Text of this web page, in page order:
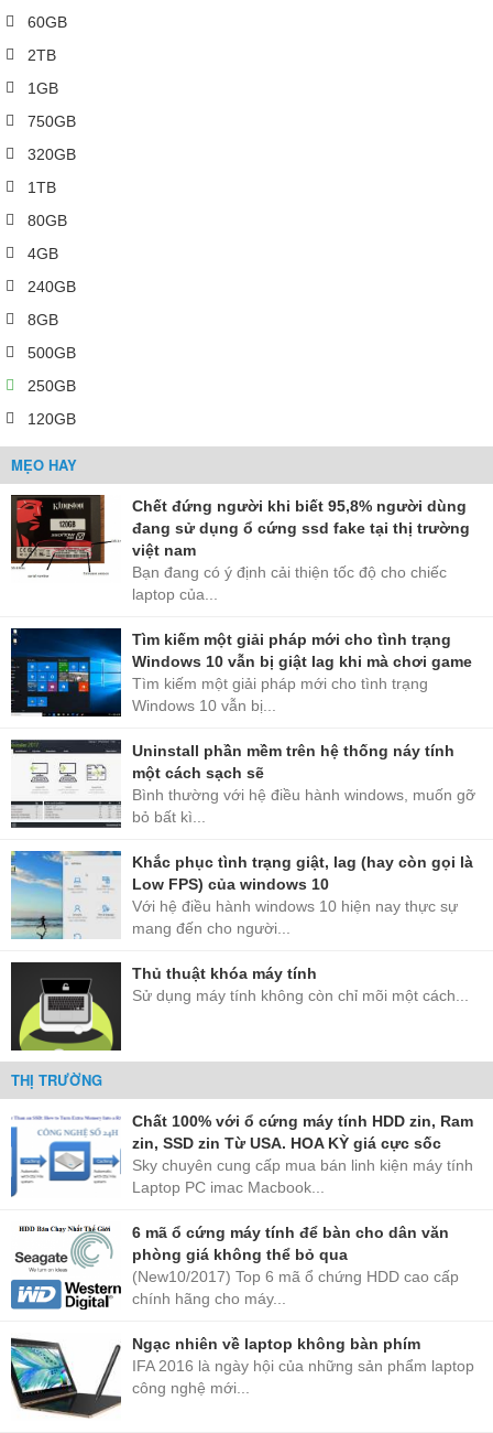
60GB
2TB
1GB
750GB
320GB
1TB
80GB
4GB
240GB
8GB
500GB
250GB
120GB
MẸO HAY
Chết đứng người khi biết 95,8% người dùng
đang sử dụng ổ cứng ssd fake tại thị trường
việt nam
Bạn đang có ý định cải thiện tốc độ cho chiếc
laptop của...
Tìm kiếm một giải pháp mới cho tình trạng
Windows 10 vẫn bị giật lag khi mà chơi game
Tìm kiếm một giải pháp mới cho tình trạng
Windows 10 vẫn bị...
Uninstall phần mềm trên hệ thống náy tính
một cách sạch sẽ
Bình thường với hệ điều hành windows, muốn gỡ
bỏ bất kì...
Khắc phục tình trạng giật, lag (hay còn gọi là
Low FPS) của windows 10
Với hệ điều hành windows 10 hiện nay thực sự
mang đến cho người...
Thủ thuật khóa máy tính
Sử dụng máy tính không còn chỉ mõi một cách...
THỊ TRƯỜNG
Chất 100% với ổ cứng máy tính HDD zin, Ram
zin, SSD zin Từ USA. HOA KỲ giá cực sốc
Sky chuyên cung cấp mua bán linh kiện máy tính
Laptop PC imac Macbook...
6 mã ổ cứng máy tính để bàn cho dân văn
phòng giá không thể bỏ qua
(New10/2017) Top 6 mã ổ chứng HDD cao cấp
chính hãng cho máy...
Ngạc nhiên về laptop không bàn phím
IFA 2016 là ngày hội của những sản phẩm laptop
công nghệ mới...